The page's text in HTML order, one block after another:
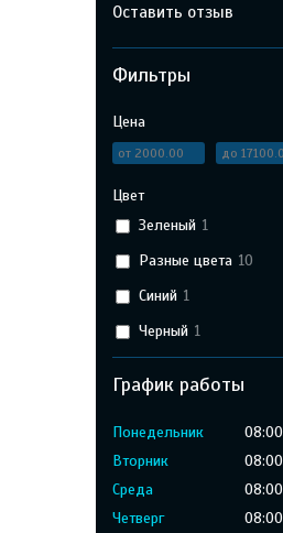
Оставить отзыв
Фильтры
Цена
Цвет
Зеленый 1
Разные цвета 10
Синий 1
Черный 1
График работы
Понедельник 08:00
Вторник
08:00
Среда
08:00
Четверг
08:00